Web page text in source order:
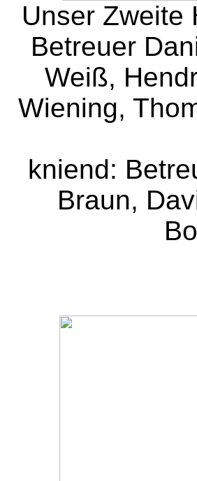
Unser Zweite
Betreuer
Weiß,
Wiening,
kniend:
Braun,